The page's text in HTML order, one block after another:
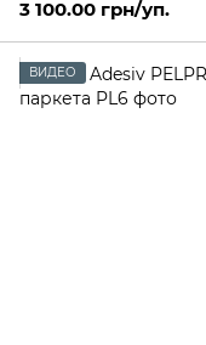
3 100.00 грн/уп.
ВИДЕО